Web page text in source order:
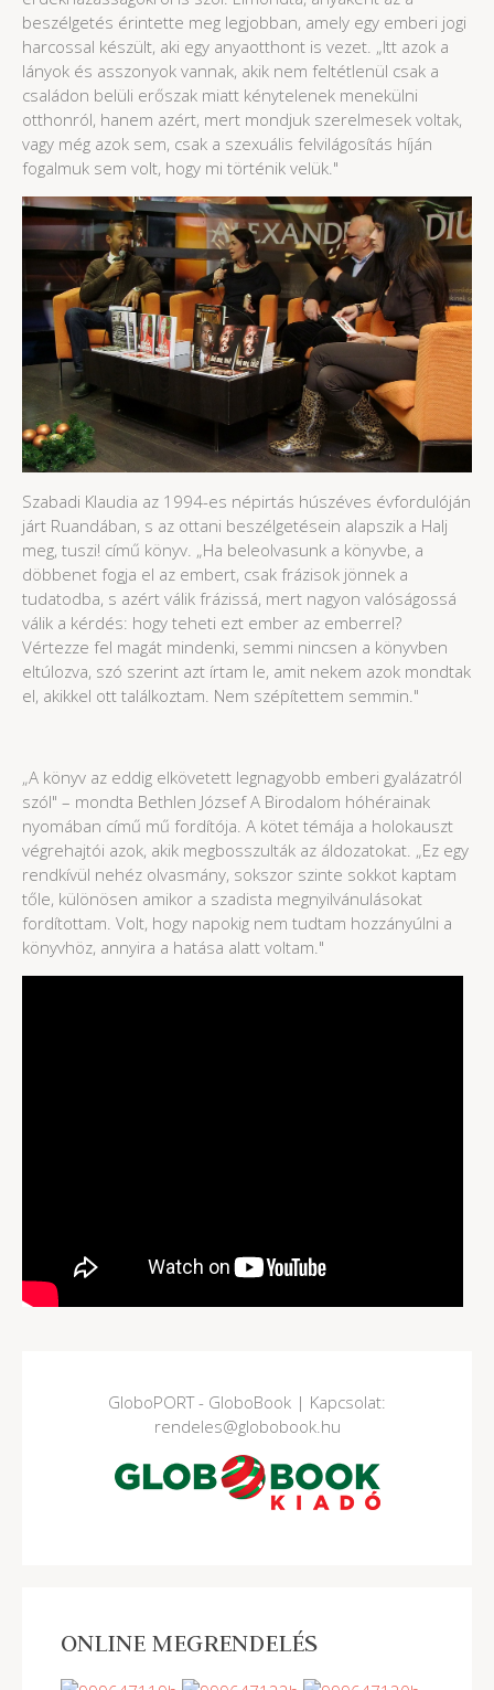
beszélgetés érintette meg legjobban, amely egy emberi jogi
harcossal készült, aki egy anyaotthont is vezet. „Itt azok a
lányok és asszonyok vannak, akik nem feltétlenül csak a
családon belüli erőszak miatt kénytelenek menekülni
otthonról, hanem azért, mert mondjuk szerelmesek voltak,
vagy még azok sem, csak a szexuális felvilágosítás híján
fogalmuk sem volt, hogy mi történik velük."
Szabadi Klaudia az 1994-es népirtás húszéves évfordulóján
járt Ruandában, s az ottani beszélgetésein alapszik a Halj
meg, tuszi! című könyv. „Ha beleolvasunk a könyvbe, a
döbbenet fogja el az embert, csak frázisok jönnek a
tudatodba, s azért válik frázissá, mert nagyon valóságossá
válik a kérdés: hogy teheti ezt ember az emberrel?
Vértezze fel magát mindenki, semmi nincsen a könyvben
eltúlozva, szó szerint azt írtam le, amit nekem azok mondtak
el, akikkel ott találkoztam. Nem szépítettem semmin."
„A könyv az eddig elkövetett legnagyobb emberi gyalázatról
szól" – mondta Bethlen József A Birodalom hóhérainak
nyomában című mű fordítója. A kötet témája a holokauszt
végrehajtói azok, akik megbosszulták az áldozatokat. „Ez egy
rendkívül nehéz olvasmány, sokszor szinte sokkot kaptam
tőle, különösen amikor a szadista megnyilvánulásokat
fordítottam. Volt, hogy napokig nem tudtam hozzányúlni a
könyvhöz, annyira a hatása alatt voltam."
GloboPORT - GloboBook | Kapcsolat:
rendeles@globobook.hu
ONLINE MEGRENDELÉS